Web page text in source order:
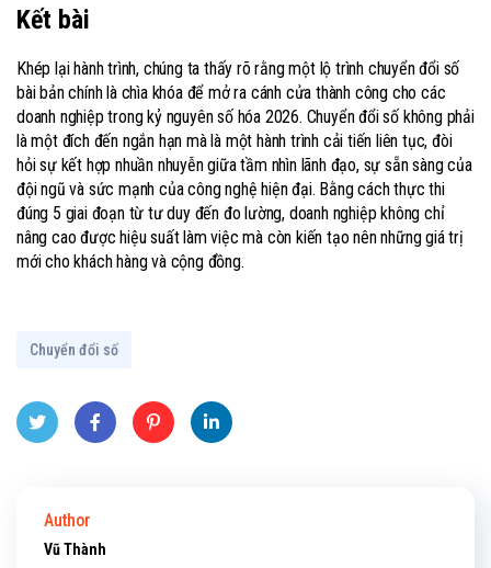
Kết bài
Khép lại hành trình, chúng ta thấy rõ rằng một lộ trình chuyển đổi số
bài bản chính là chìa khóa để mở ra cánh cửa thành công cho các
doanh nghiệp trong kỷ nguyên số hóa 2026. Chuyển đổi số không phải
là một đích đến ngắn hạn mà là một hành trình cải tiến liên tục, đòi
hỏi sự kết hợp nhuần nhuyễn giữa tầm nhìn lãnh đạo, sự sẵn sàng của
đội ngũ và sức mạnh của công nghệ hiện đại. Bằng cách thực thi
đúng 5 giai đoạn từ tư duy đến đo lường, doanh nghiệp không chỉ
nâng cao được hiệu suất làm việc mà còn kiến tạo nên những giá trị
mới cho khách hàng và cộng đồng.
Chuyển đổi số
Author
Vũ Thành